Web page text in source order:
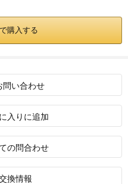
購入する
問い合わせ
入りに追加
の問合わせ
換情報